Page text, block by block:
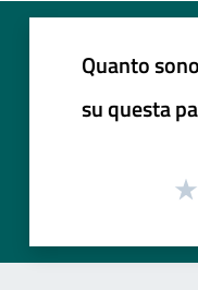
Quanto
su questa